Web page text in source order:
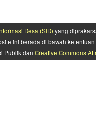
Desa (SID) yang
ini berada di bawah
Publik dan Creative Commons